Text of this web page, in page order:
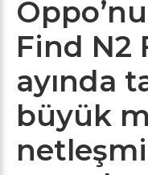
Find N2
ayında
büyük